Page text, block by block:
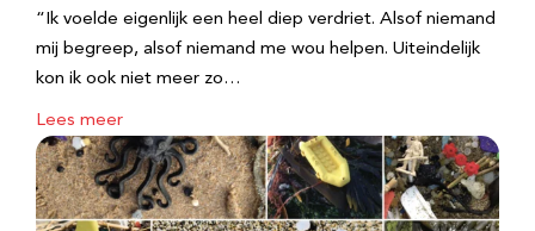
“Ik voelde eigenlijk een heel diep verdriet. Alsof niemand
mij begreep, alsof niemand me wou helpen. Uiteindelijk
kon ik ook niet meer zo…
Lees meer